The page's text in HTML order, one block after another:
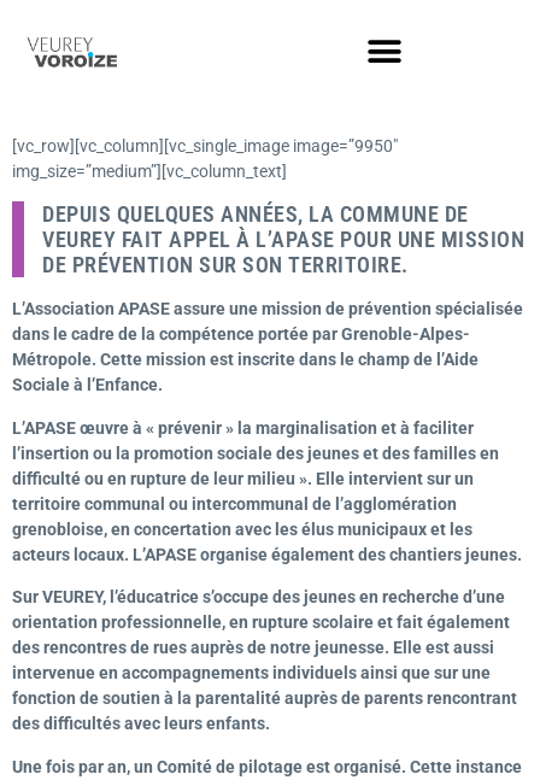
[vc_row][vc_column][vc_single_image image=”9950″
img_size=”medium”][vc_column_text]
DEPUIS QUELQUES ANNÉES, LA COMMUNE DE
VEUREY FAIT APPEL À L’APASE POUR UNE MISSION
DE PRÉVENTION SUR SON TERRITOIRE.
L’Association APASE assure une mission de prévention spécialisée
dans le cadre de la compétence portée par Grenoble-Alpes-
Métropole. Cette mission est inscrite dans le champ de l’Aide
Sociale à l’Enfance.
L’APASE œuvre à « prévenir » la marginalisation et à faciliter
l’insertion ou la promotion sociale des jeunes et des familles en
difficulté ou en rupture de leur milieu ». Elle intervient sur un
territoire communal ou intercommunal de l’agglomération
grenobloise, en concertation avec les élus municipaux et les
acteurs locaux. L’APASE organise également des chantiers jeunes.
Sur VEUREY, l’éducatrice s’occupe des jeunes en recherche d’une
orientation professionnelle, en rupture scolaire et fait également
des rencontres de rues auprès de notre jeunesse. Elle est aussi
intervenue en accompagnements individuels ainsi que sur une
fonction de soutien à la parentalité auprès de parents rencontrant
des difficultés avec leurs enfants.
Une fois par an, un Comité de pilotage est organisé. Cette instance